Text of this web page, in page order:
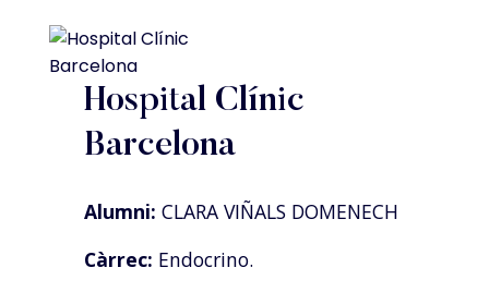
Hospital Clínic
Barcelona
Alumni: CLARA VIÑALS DOMENECH
Càrrec: Endocrino.